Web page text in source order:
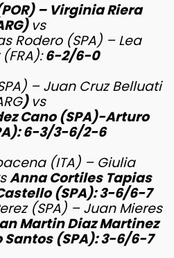
– Virginia Riera
vs
Rodero (SPA) – Lea
6-2/6-0
– Juan Cruz Belluati
) vs
Cano (SPA)-Arturo
6-3/3-6/2-6
(ITA) – Giulia
Anna Cortiles Tapias
(SPA): 3-6/6-7
(SPA) – Juan Mieres
Martin Diaz Martinez
Santos (SPA): 3-6/6-7